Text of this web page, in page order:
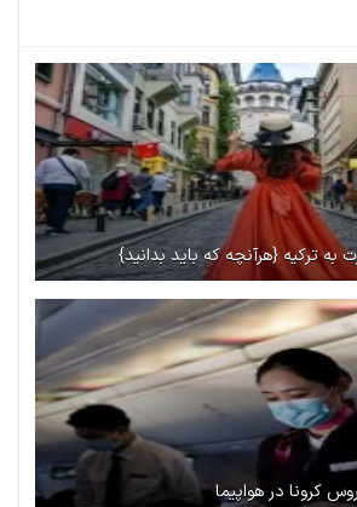
به ترکیه {هرآنچه که باید بدانید}
کرونا در هواپیما